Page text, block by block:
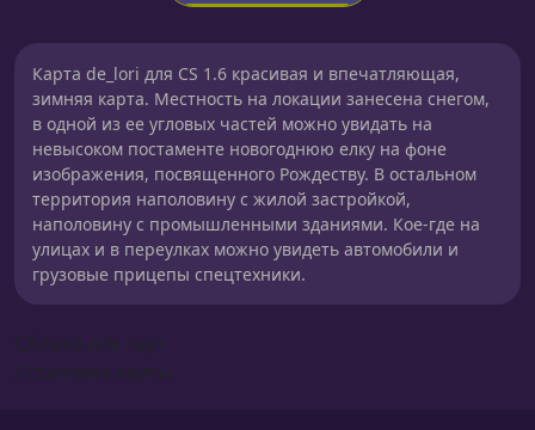
Карта de_lori для CS 1.6 красивая и впечатляющая,
зимняя карта. Местность на локации занесена снегом,
в одной из ее угловых частей можно увидать на
невысоком постаменте новогоднюю елку на фоне
изображения, посвященного Рождеству. В остальном
территория наполовину с жилой застройкой,
наполовину с промышленными зданиями. Кое-где на
улицах и в переулках можно увидеть автомобили и
грузовые прицепы спецтехники.